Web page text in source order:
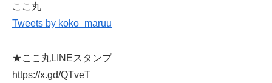
ここ丸
Tweets by koko_maruu
★ここ丸LINEスタンプ
https://x.gd/QTveT